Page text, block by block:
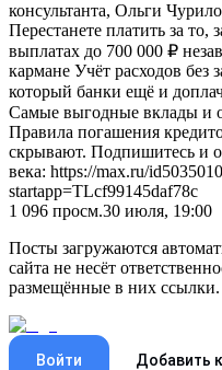
консультанта, Ольги
Перестанете платить за то,
выплатах до 700 000 ₽
кармане Учёт расходов без
который банки ещё и
Самые выгодные вклады и
Правила погашения
скрывают. Подпишитесь и
века: https://max.ru/
startapp=TLcf99145daf78c
1 096 просм.30 июля, 19:00
Посты загружаются
сайта не несёт
размещённые в них ссылки.
Войти Добавить